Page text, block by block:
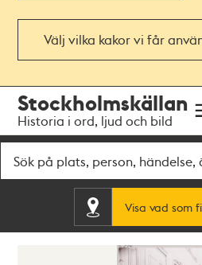
Välj vilka kakor vi får
navigationen
huvudinnehållet
Stockholmskällan
Historia i ord, ljud och bild
Visa vad som